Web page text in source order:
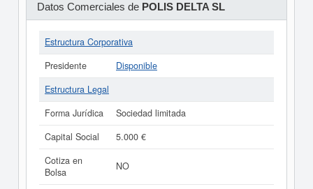
Datos Comerciales de POLIS DELTA SL
Estructura Corporativa
Presidente
Disponible
Estructura Legal
Forma Jurídica
Sociedad limitada
Capital Social
5.000 €
Cotiza en
Bolsa
NO